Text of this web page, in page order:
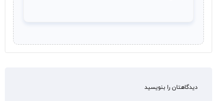
دیدگاهتان را بنویسید